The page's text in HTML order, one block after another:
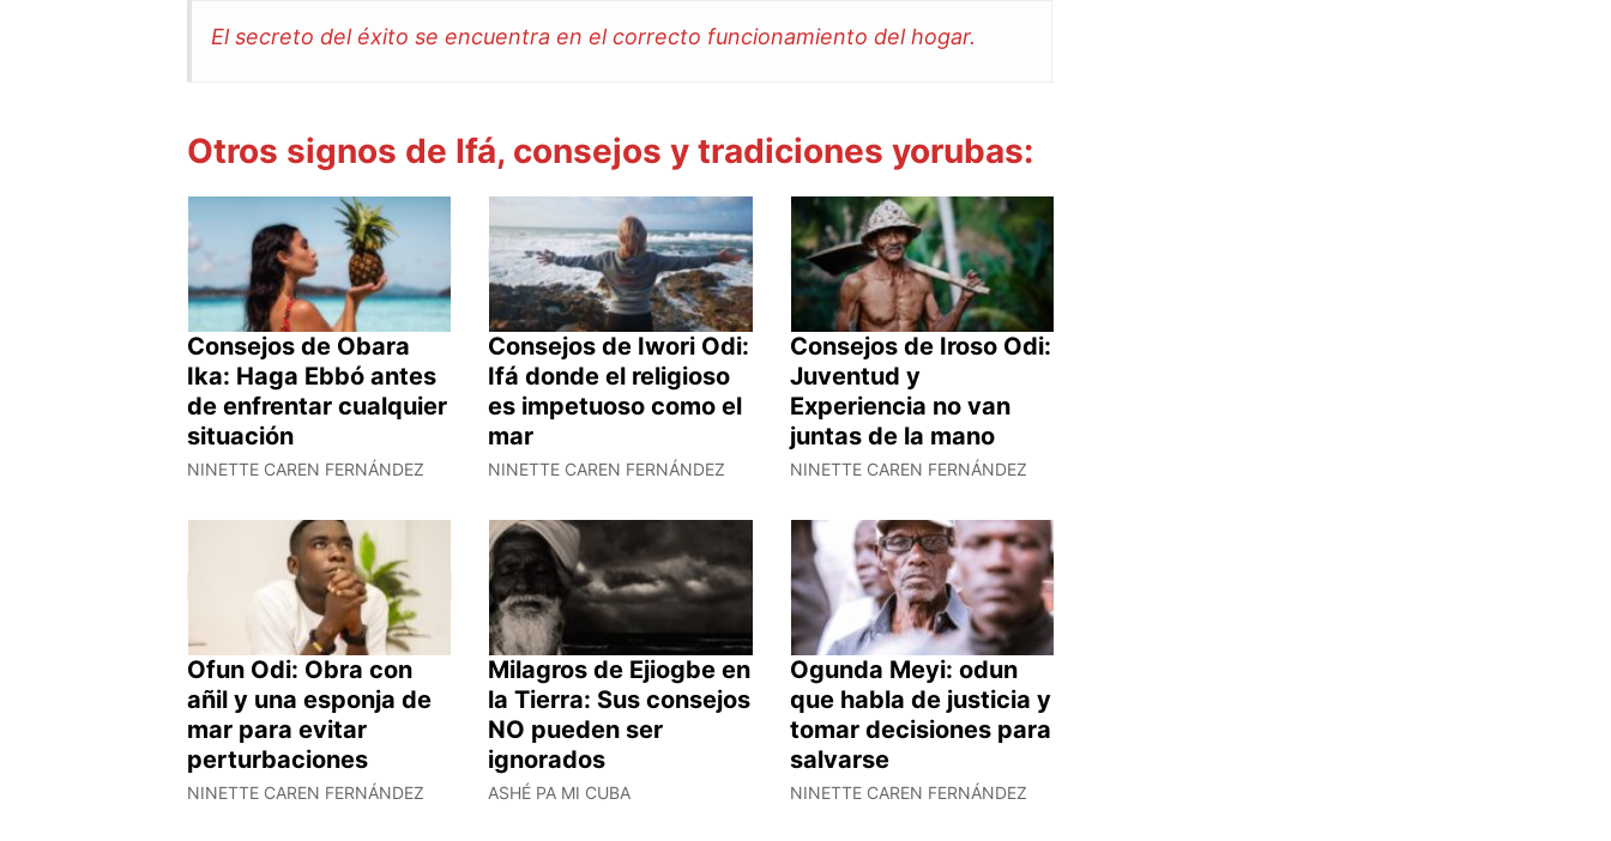
El secreto del éxito se encuentra en el correcto funcionamiento del hogar.
Otros signos de Ifá, consejos y tradiciones yorubas:
Consejos de Obara
Ika: Haga Ebbó antes
de enfrentar cualquier
situación
NINETTE CAREN FERNÁNDEZ
Consejos de Iwori Odi:
Ifá donde el religioso
es impetuoso como el
mar
NINETTE CAREN FERNÁNDEZ
Consejos de Iroso Odi:
Juventud y
Experiencia no van
juntas de la mano
NINETTE CAREN FERNÁNDEZ
Ofun Odi: Obra con
añil y una esponja de
mar para evitar
perturbaciones
NINETTE CAREN FERNÁNDEZ
Milagros de Ejiogbe en
la Tierra: Sus consejos
NO pueden ser
ignorados
ASHÉ PA MI CUBA
Ogunda Meyi: odun
que habla de justicia y
tomar decisiones para
salvarse
NINETTE CAREN FERNÁNDEZ